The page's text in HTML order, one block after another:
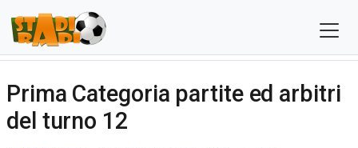
Prima Categoria partite ed arbitri
del turno 12